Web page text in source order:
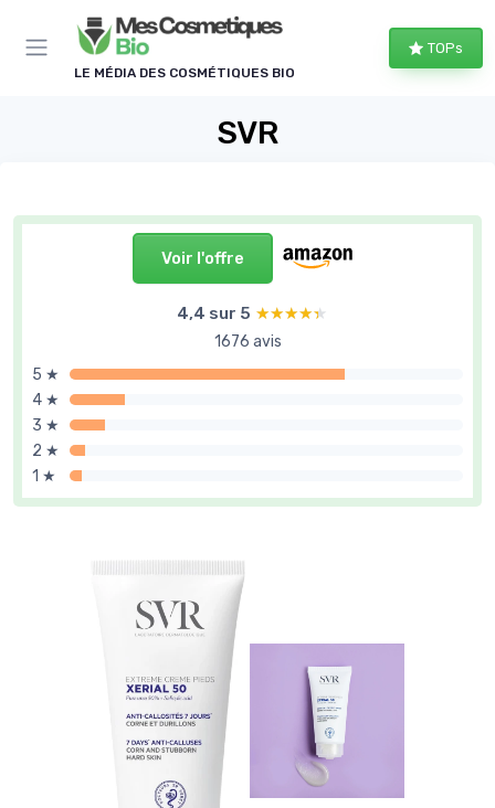
LE MÉDIA DES COSMÉTIQUES BIO
TOPs
SVR
Voir l'offre
4,4 sur 5 ★★★★★
★★★★★
1676 avis
5 ★
4 ★
3 ★
2 ★
1 ★
Panneau de gestion des cookies